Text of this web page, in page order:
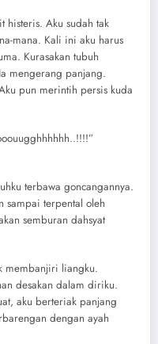
histeris. Aku sudah tak
mana. Kali ini aku harus
Kurasakan tubuh
mengerang panjang.
pun merintih persis kuda
terbawa goncangannya.
sampai terpental oleh
semburan dahsyat
membanjiri liangku.
desakan dalam diriku.
aku berteriak panjang
dengan ayah